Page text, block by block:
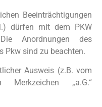
Beeinträchtigungen
dürfen mit dem PKW
Anordnungen des
Pkw sind zu beachten.
Ausweis (z.B. vom
„a.G.“